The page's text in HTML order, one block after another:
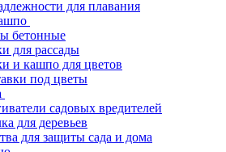
для плавания
бетонные
для рассады
и кашпо для цветов
под цветы
садовых вредителей
для деревьев
для защиты сада и дома